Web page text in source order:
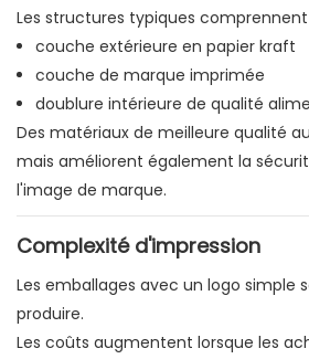
Les structures typiques comprennent
couche extérieure en papier kraft
couche de marque imprimée
doublure intérieure de qualité
Des matériaux de meilleure qualité
mais améliorent également la
l'image de marque.
Complexité d'impression
Les emballages avec un logo simple
produire.
Les coûts augmentent lorsque les